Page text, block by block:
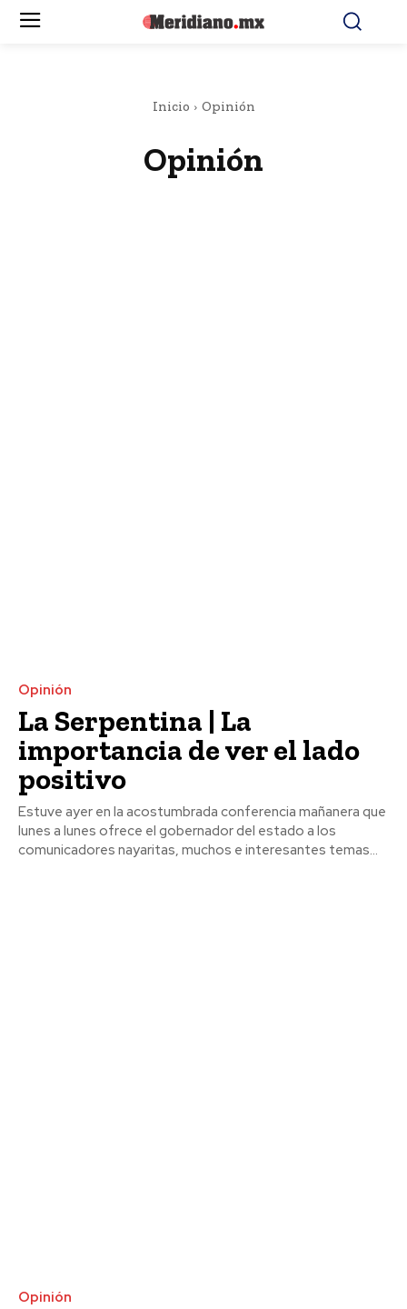
Inicio Opinión
Opinión
Opinión
La Serpentina | La
importancia de ver el lado
positivo
Estuve ayer en la acostumbrada conferencia mañanera que
lunes a lunes ofrece el gobernador del estado a los
comunicadores nayaritas, muchos e interesantes temas...
Opinión